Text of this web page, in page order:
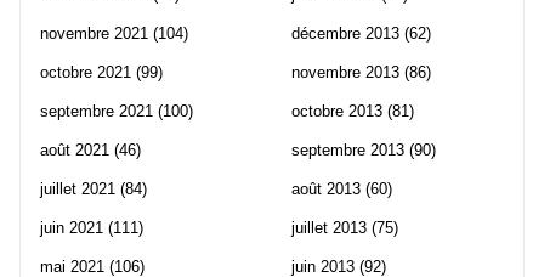
novembre 2021 (104)
octobre 2021 (99)
septembre 2021 (100)
août 2021 (46)
juillet 2021 (84)
juin 2021 (111)
mai 2021 (106)
décembre 2013 (62)
novembre 2013 (86)
octobre 2013 (81)
septembre 2013 (90)
août 2013 (60)
juillet 2013 (75)
juin 2013 (92)